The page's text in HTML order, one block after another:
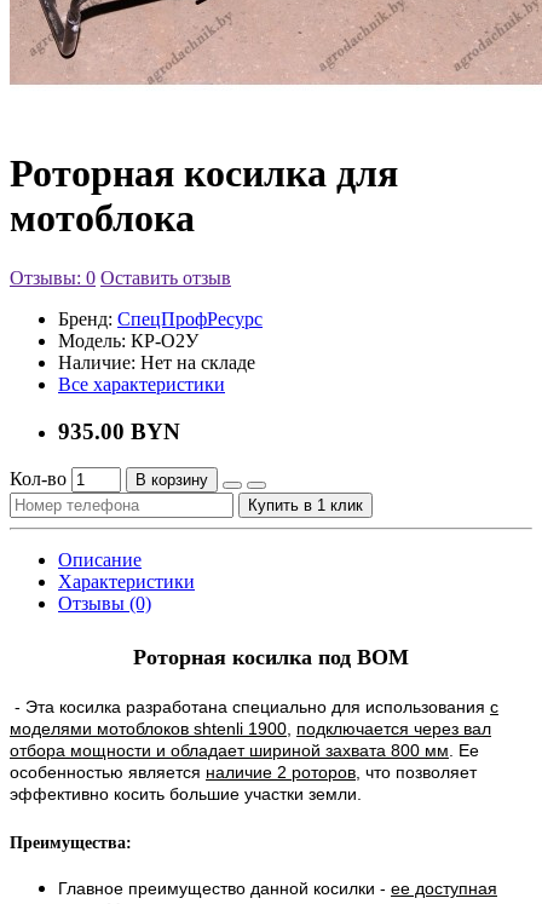
Роторная косилка для
мотоблока
Отзывы: 0 Оставить отзыв
Бренд: СпецПрофРесурс
Модель: КР-О2У
Наличие: Нет на складе
Все характеристики
935.00 BYN
Кол-во
В корзину
Купить в 1 клик
Описание
Характеристики
Отзывы (0)
Роторная косилка под ВОМ
- Эта косилка разработана специально для использования с
моделями мотоблоков shtenli 1900 подключается через вал
отбора мощности и обладает шириной захвата 800 мм . Ее
особенностью является наличие 2 роторов , что позволяет
эффективно косить большие участки земли.
Преимущества:
Главное преимущество данной косилки - ее доступная